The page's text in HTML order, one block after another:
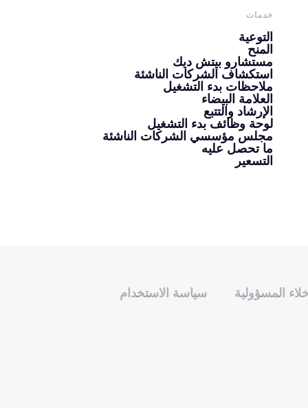
خدمات
التوعية
المنح
مستشارو بيتش ديك
استكشاف الشركات الناشئة
ملاحظات بدء التشغيل
العلامة البيضاء
الإرشاد والتتبع
لوحة وظائف بدء التشغيل
مجلس مؤسسي الشركات الناشئة
ما تحصل عليه
التسعير
المسؤولية
سياسة الاستخدام